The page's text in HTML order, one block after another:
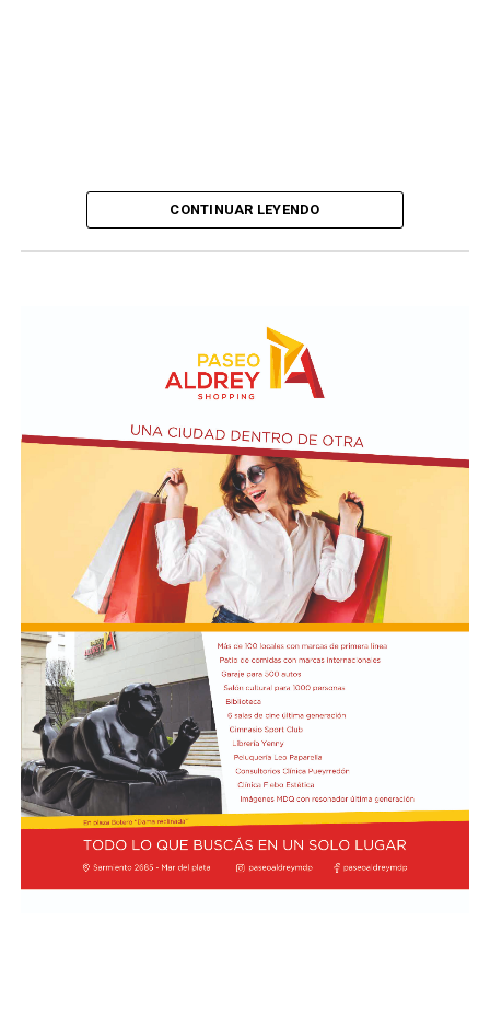
CONTINUAR LEYENDO